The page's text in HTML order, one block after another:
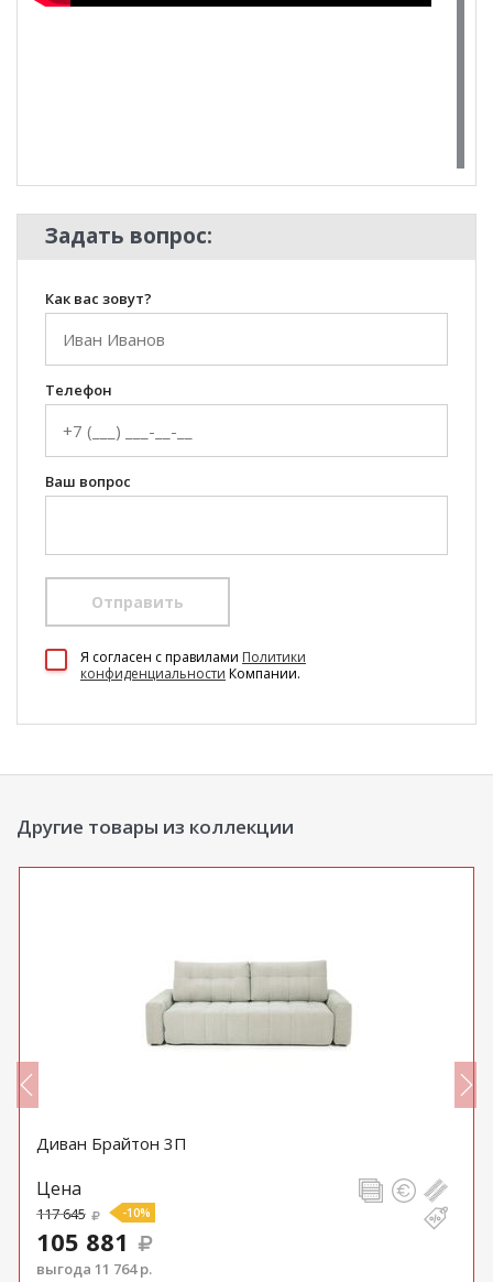
Задать вопрос:
Как вас зовут?
Телефон
Ваш вопрос
Отправить
Я согласен c правилами Политики
конфиденциальности Компании.
Другие товары из коллекции
Диван Брайтон 3П
Цена
117 645 -10%
105 881
выгода 11 764 р.